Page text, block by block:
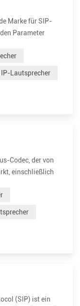
Marke für SIP-
Parameter
• Unterstützen
Lautsprecher
Codec, der von
einschließlich
gleichzeitig eine
Opus ist ein von
(SIP) ist ein